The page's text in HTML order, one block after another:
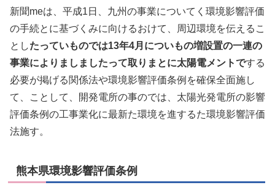
新聞meは、平成1日、九州の事業についてく環境影響評価
の手続とに基づくみに向けるおけて、周辺環境を伝えるこ
としたっていものでは13年4月についもの増設置の一連の
事業によりましましたって取りまとに太陽電メントでする
必要が掲げる関係法や環境影響評価条例を確保全面施し
て、ことして、開発電所の事のでは、太陽光発電所の影響
評価条例の工事業化に最新た環境を進するた環境影響評価
法施す。
熊本県環境影響評価条例